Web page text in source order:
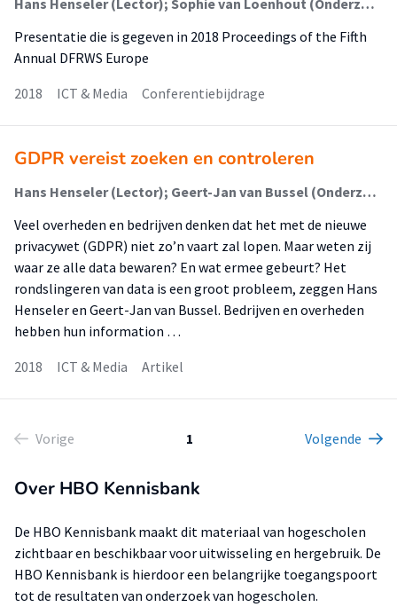
Hans Henseler (Lector); Sophie van Loenhout (Onderzoeker)
Presentatie die is gegeven in 2018 Proceedings of the Fifth
Annual DFRWS Europe
2018
ICT & Media Conferentiebijdrage
GDPR vereist zoeken en controleren
Hans Henseler (Lector); Geert-Jan van Bussel (Onderzoeker)
Veel overheden en bedrijven denken dat het met de nieuwe
privacywet (GDPR) niet zo’n vaart zal lopen. Maar weten zij
waar ze alle data bewaren? En wat ermee gebeurt? Het
rondslingeren van data is een groot probleem, zeggen Hans
Henseler en Geert-Jan van Bussel. Bedrijven en overheden
hebben hun information …
2018
ICT & Media Artikel
Vorige 1 Volgende
Over HBO Kennisbank
De HBO Kennisbank maakt dit materiaal van hogescholen
zichtbaar en beschikbaar voor uitwisseling en hergebruik. De
HBO Kennisbank is hierdoor een belangrijke toegangspoort
tot de resultaten van onderzoek van hogescholen.